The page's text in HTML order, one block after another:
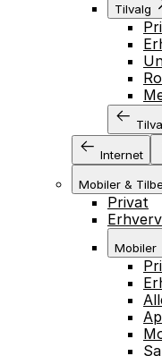
Tilvalg
Internet
Mobiler &
Privat
Erhverv
Mobiler